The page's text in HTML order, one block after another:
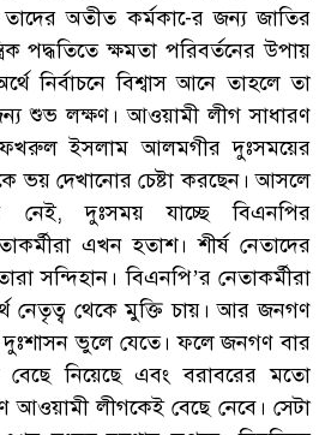
অতীত কর্মকা-ের জন্য জাতির
পদ্ধতিতে ক্ষমতা পরিবর্তনের উপায়
নির্বাচনে বিশ্বাস আনে তাহলে তা
জন্য শুভ লক্ষণ। আওয়ামী লীগ সাধারণ
ফখরুল ইসলাম আলমগীর দুঃসময়ের
ভয় দেখানোর চেষ্টা করছেন। আসলে
দুঃসময় যাচ্ছে বিএনপির
এখন হতাশ। শীর্ষ নেতাদের
সন্দিহান। বিএনপি’র নেতাকর্মীরা
নেতৃত্ব থেকে মুক্তি চায়। আর জনগণ
ভুলে যেতে। ফলে জনগণ বার
নিয়েছে এবং বরাবরের মতো
আওয়ামী লীগকেই বেছে নেবে। সেটা